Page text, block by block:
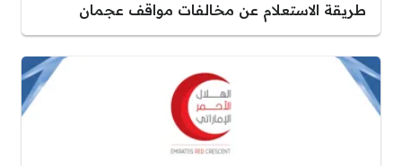
طريقة الاستعلام عن مخالفات مواقف عجمان